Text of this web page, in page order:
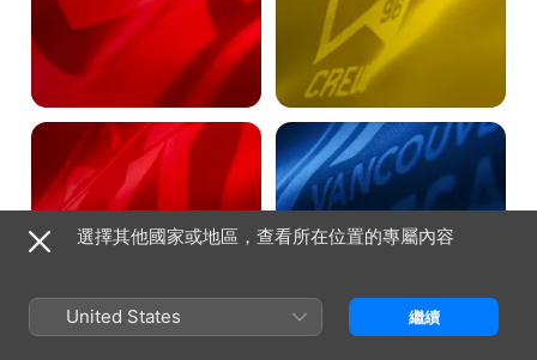
Atlanta
Moments
Vancouver
Community
選擇其他國家或地區，查看所在位置的專屬內容
United States 繼續